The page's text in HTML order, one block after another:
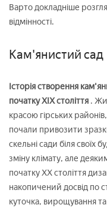
Варто докладніше
відмінності.
Кам'янистий сад
Історія створення
початку XIX століття .
красою гірських
почали привозити
скельні сади біля своїх
зміну клімату, але
початку XX століття
накопичений досвід по
куточка, вирощування